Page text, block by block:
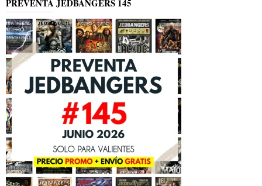
PREVENTA JEDBANGERS 145